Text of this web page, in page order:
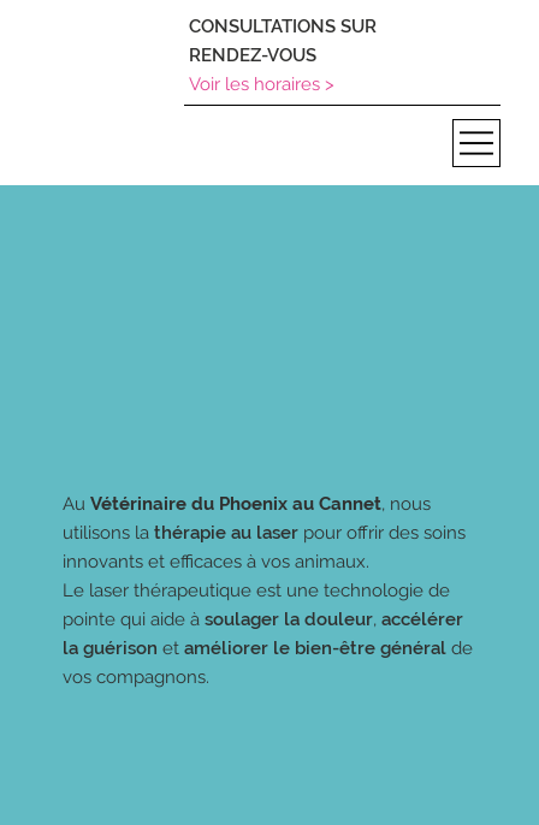
CONSULTATIONS SUR
RENDEZ-VOUS
Voir les horaires >
Au Vétérinaire du Phoenix au Cannet, nous
utilisons la thérapie au laser pour offrir des soins
innovants et efficaces à vos animaux.
Le laser thérapeutique est une technologie de
pointe qui aide àsoulager la douleur,accélérer
la guérison et améliorer le bien-être général de
vos compagnons.